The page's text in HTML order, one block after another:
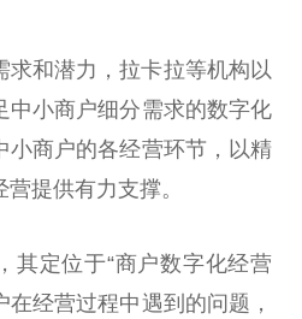
求和潜力，拉卡拉等机构以
中小商户细分需求的数字化
小商户的各经营环节，以精
提供有力支撑。
其定位于“商户数字化经营
在经营过程中遇到的问题，